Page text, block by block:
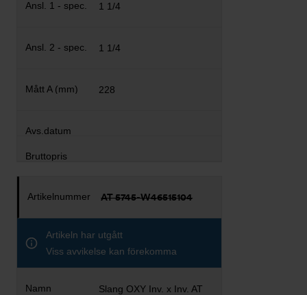
1 1/4
1 1/4
228
AT 5745-W46515104
Artikeln har utgått
Viss avvikelse kan förekomma
Slang OXY Inv. x Inv. AT